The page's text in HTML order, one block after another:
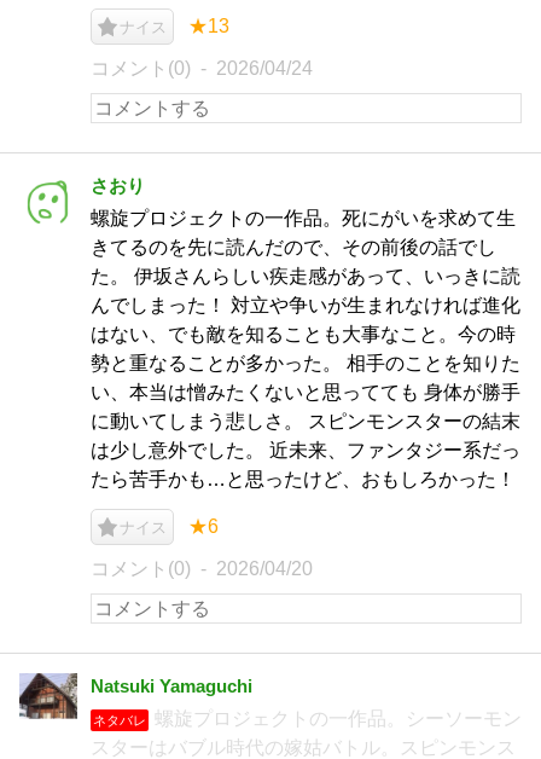
ナイス ★13
コメント(0) 2026/04/24
さおり
螺旋プロジェクトの一作品。死にがいを求めて生
きてるのを先に読んだので、その前後の話でし
た。 伊坂さんらしい疾走感があって、いっきに読
んでしまった！ 対立や争いが生まれなければ進化
はない、でも敵を知ることも大事なこと。今の時
勢と重なることが多かった。 相手のことを知りた
い、本当は憎みたくないと思ってても 身体が勝手
に動いてしまう悲しさ。 スピンモンスターの結末
は少し意外でした。 近未来、ファンタジー系だっ
たら苦手かも…と思ったけど、おもしろかった！
ナイス ★6
コメント(0) 2026/04/20
Natsuki Yamaguchi
ネタバレ
螺旋プロジェクトの一作品。シーソーモン
スターはバブル時代の嫁姑バトル。スピンモンス